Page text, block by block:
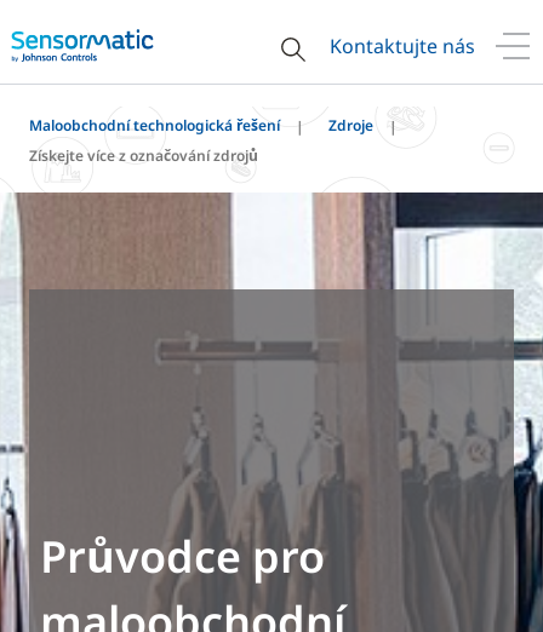
Kontaktujte nás
Maloobchodní technologická řešení
Zdroje
Získejte více z označování zdrojů
Průvodce pro